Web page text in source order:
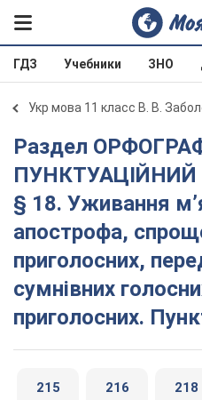
ГДЗ Учебники ЗНО
Укр мова 11 класс В. В.
Раздел ОРФОГРАФІЧНО-
§ 18. Уживання
апострофа,
приголосних,
сумнівних
приголосних.
215 216 218